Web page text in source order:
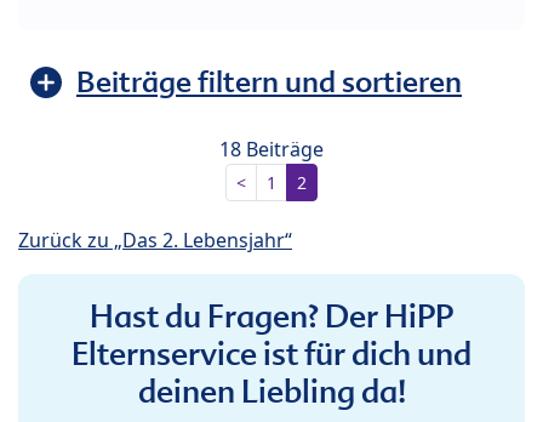
Beiträge filtern und sortieren
18 Beiträge
< 1 2
Zurück zu „Das 2. Lebensjahr“
Hast du Fragen? Der HiPP
Elternservice ist für dich und
deinen Liebling da!